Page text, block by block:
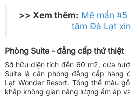
>> Xem thêm: Mê mẩn
tâm Đà Lạt
Phòng Suite - đẳng cấp thứ thiệt
Sở hữu diện tích đến 60 m2, cửa
Suite là căn phòng đẳng cấp hàng
Lạt Wonder Resort. Tổng thể màu
khắp không gian năng lượng ấm áp